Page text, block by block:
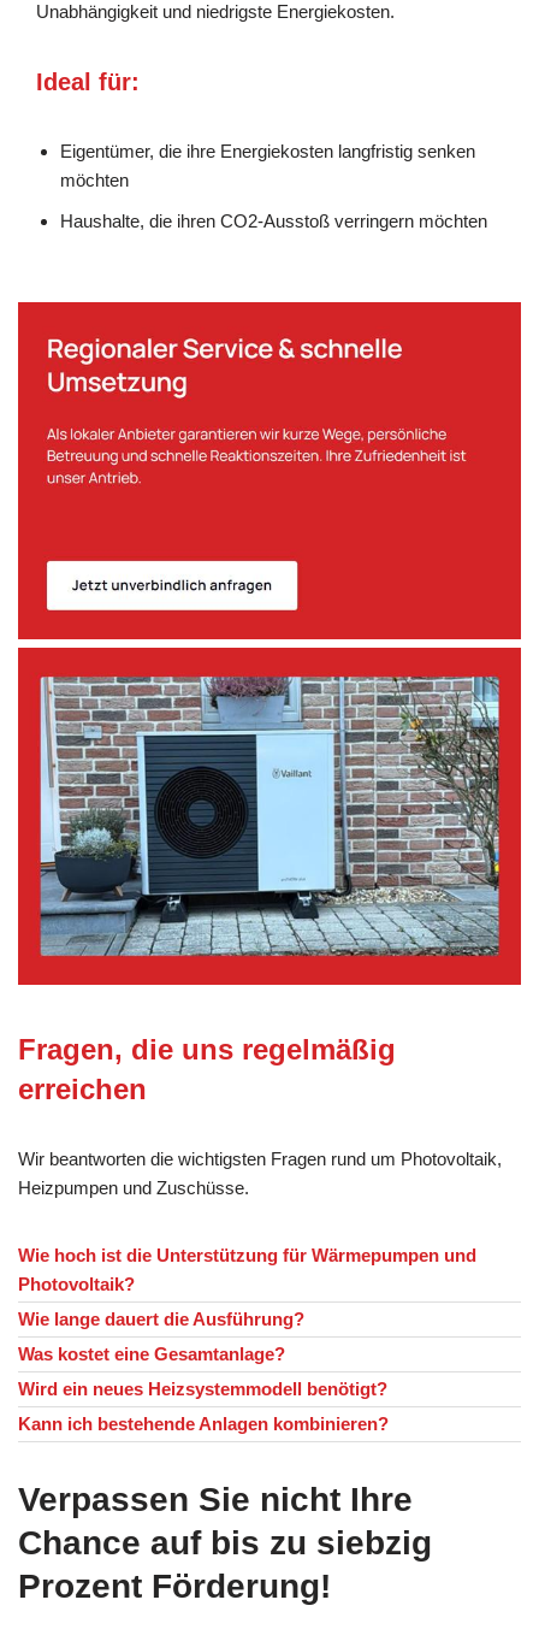
Unabhängigkeit und niedrigste Energiekosten.
Ideal für:
Eigentümer, die ihre Energiekosten langfristig senken
möchten
Haushalte, die ihren CO2-Ausstoß verringern möchten
Fragen, die uns regelmäßig
erreichen
Wir beantworten die wichtigsten Fragen rund um Photovoltaik,
Heizpumpen und Zuschüsse.
Wie hoch ist die Unterstützung für Wärmepumpen und
Photovoltaik?
Wie lange dauert die Ausführung?
Was kostet eine Gesamtanlage?
Wird ein neues Heizsystemmodell benötigt?
Kann ich bestehende Anlagen kombinieren?
Verpassen Sie nicht Ihre
Chance auf bis zu siebzig
Prozent Förderung!